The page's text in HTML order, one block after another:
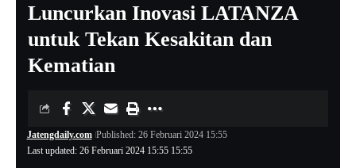
Luncurkan Inovasi LATANZA
untuk Tekan Kesakitan dan
Kematian
Last updated: 26 Februari 2024 15:55 15:55
Jatengdaily.com Published: 26 Februari 2024 15:55